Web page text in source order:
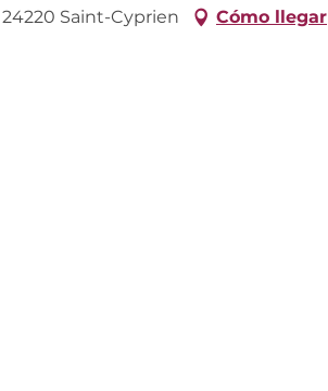
Saint-Cyprien Cómo llegar